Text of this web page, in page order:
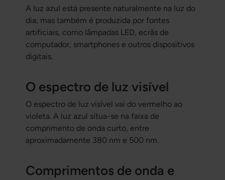
A luz azul está presente naturalmente na luz do
dia, mas também é produzida por fontes
artificiais, como lâmpadas LED, ecrãs de
computador, smartphones e outros dispositivos
digitais.
O espectro de luz visível
O espectro de luz visível vai do vermelho ao
violeta. A luz azul situa-se na faixa de
comprimento de onda curto, entre
aproximadamente 380 nm e 500 nm.
Comprimentos de onda e